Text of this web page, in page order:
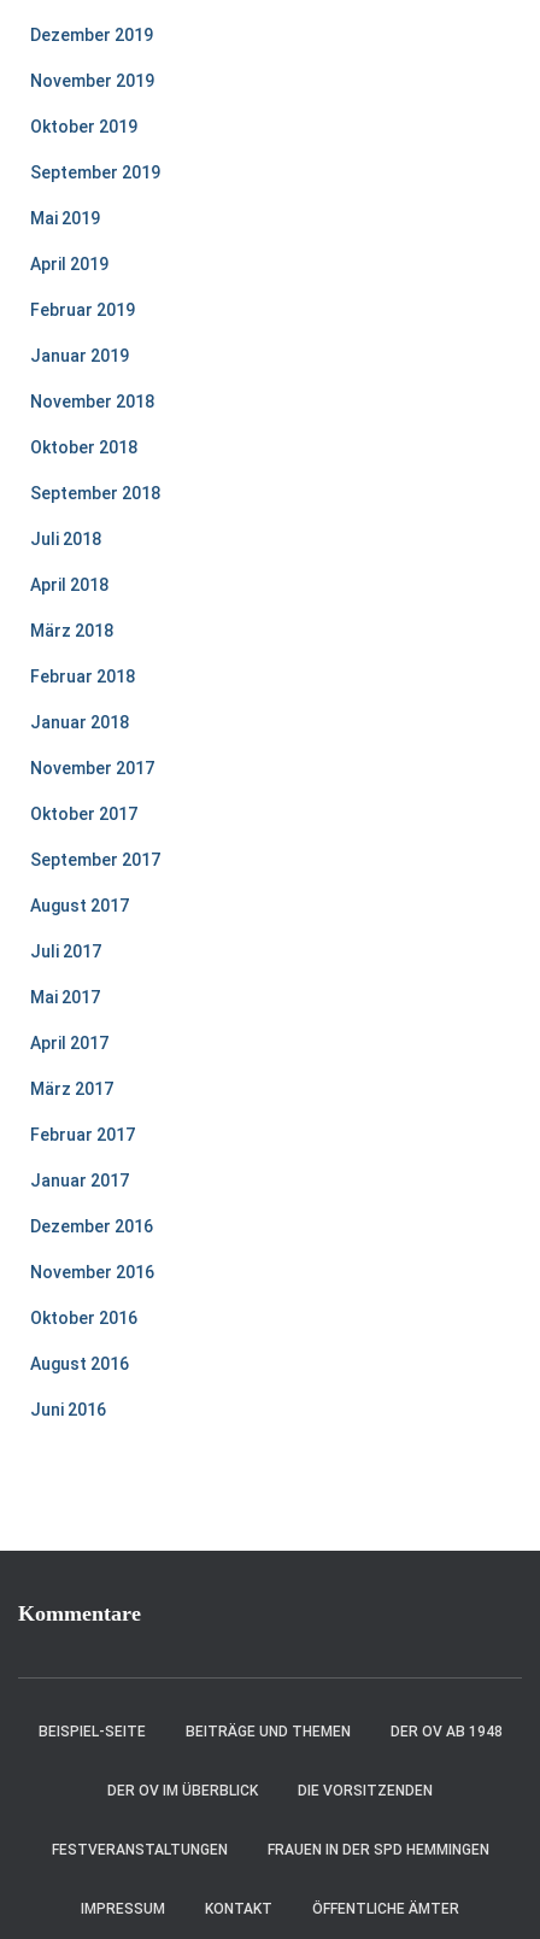
Dezember 2019
November 2019
Oktober 2019
September 2019
Mai 2019
April 2019
Februar 2019
Januar 2019
November 2018
Oktober 2018
September 2018
Juli 2018
April 2018
März 2018
Februar 2018
Januar 2018
November 2017
Oktober 2017
September 2017
August 2017
Juli 2017
Mai 2017
April 2017
März 2017
Februar 2017
Januar 2017
Dezember 2016
November 2016
Oktober 2016
August 2016
Juni 2016
Kommentare
BEISPIEL-SEITE BEITRÄGE UND THEMEN DER OV AB 1948
DER OV IM ÜBERBLICK DIE VORSITZENDEN
FESTVERANSTALTUNGEN FRAUEN IN DER SPD HEMMINGEN
IMPRESSUM KONTAKT ÖFFENTLICHE ÄMTER